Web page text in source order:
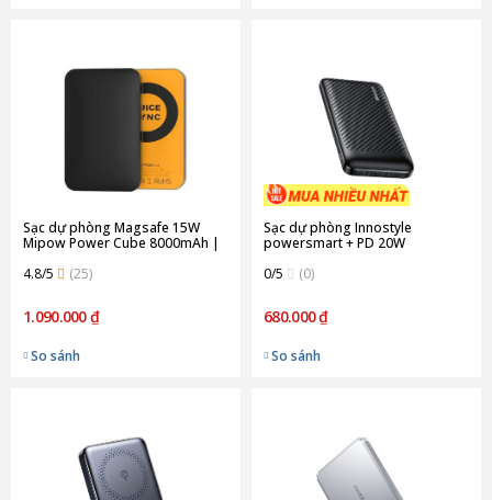
Sạc dự phòng Magsafe 15W
Mipow Power Cube 8000mAh |
4.8/5
(25)
1.090.000 ₫
So sánh
Sạc dự phòng Innostyle
powersmart + PD 20W
ra) | Black (IP20G2BLK)
0/5 (0)
680.000 ₫
So sánh